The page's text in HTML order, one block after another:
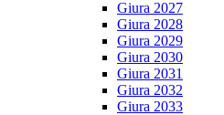
Giura 2027
Giura 2028
Giura 2029
Giura 2030
Giura 2031
Giura 2032
Giura 2033